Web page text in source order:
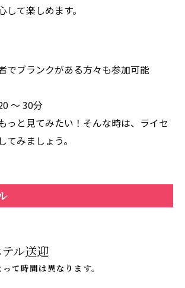
て楽しめます。
でブランクがある方々も参加可能
～ 30分
っと見てみたい！そんな時は、ライセ
てみましょう。
ル送迎
て時間は異なります。